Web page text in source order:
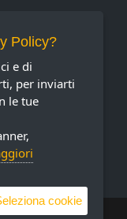
Policy?
e di
per inviarti
le tue
cookie